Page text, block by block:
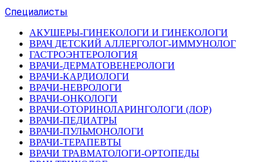
Специалисты
АКУШЕРЫ-ГИНЕКОЛОГИ И ГИНЕКОЛОГИ
ВРАЧ ДЕТСКИЙ АЛЛЕРГОЛОГ-ИММУНОЛОГ
ГАСТРОЭНТЕРОЛОГИЯ
ВРАЧИ-ДЕРМАТОВЕНЕРОЛОГИ
ВРАЧИ-КАРДИОЛОГИ
ВРАЧИ-НЕВРОЛОГИ
ВРАЧИ-ОНКОЛОГИ
ВРАЧИ-ОТОРИНОЛАРИНГОЛОГИ (ЛОР)
ВРАЧИ-ПЕДИАТРЫ
ВРАЧИ-ПУЛЬМОНОЛОГИ
ВРАЧИ-ТЕРАПЕВТЫ
ВРАЧИ ТРАВМАТОЛОГИ-ОРТОПЕДЫ